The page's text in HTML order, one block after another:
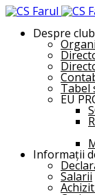
Despre club
Tabel
EU
Informații
Salarii